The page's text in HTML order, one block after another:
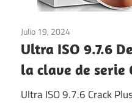
Julio 19, 2024
Ultra ISO 9.7.6
la clave de serie
Ultra ISO 9.7.6 Crack